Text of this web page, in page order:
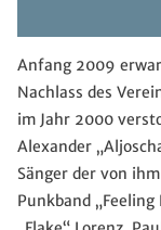
Anfang 2009
Nachlass des
im Jahr 2000
Alexander
Sänger der von
Punkband